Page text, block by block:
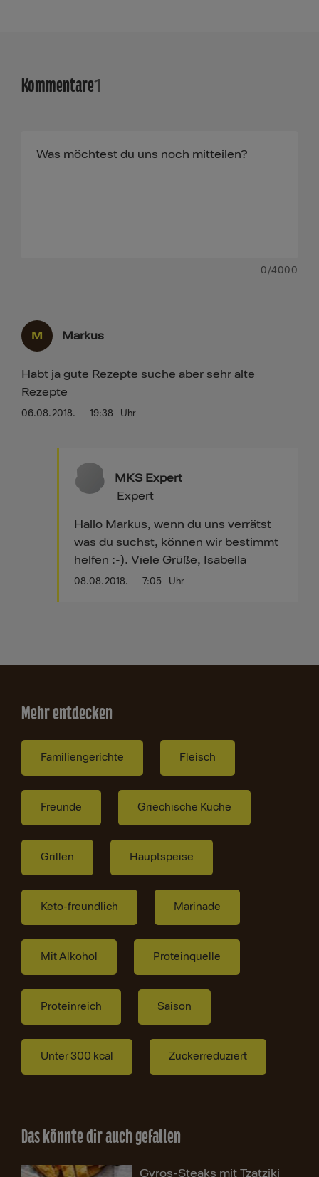
Kommentare1
0 /4000
M Markus
06.08.2018. 19:38 Uhr
Habt ja gute Rezepte suche aber sehr alte
Rezepte
MKS Expert
08.08.2018. 7:05 Uhr
Expert
Hallo Markus, wenn du uns verrätst
was du suchst, können wir bestimmt
helfen :-). Viele Grüße, Isabella
Mehr entdecken
Familiengerichte Fleisch
Freunde Griechische Küche
Grillen Hauptspeise
Keto-freundlich Marinade
Mit Alkohol Proteinquelle
Proteinreich Saison
Unter 300 kcal Zuckerreduziert
Das könnte dir auch gefallen
Gyros-Steaks mit Tzatziki